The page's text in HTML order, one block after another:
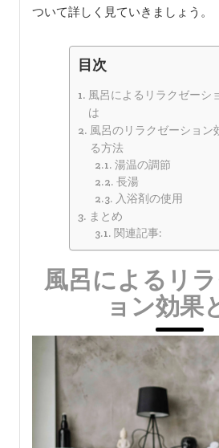
ついて詳しく見ていきましょう。
目次
風呂によるリラクゼーシ
は
風呂のリラクゼーション
る方法
湯温の調節
長湯
入浴剤の使用
まとめ
関連記事:
風呂によるリ
ョン効果